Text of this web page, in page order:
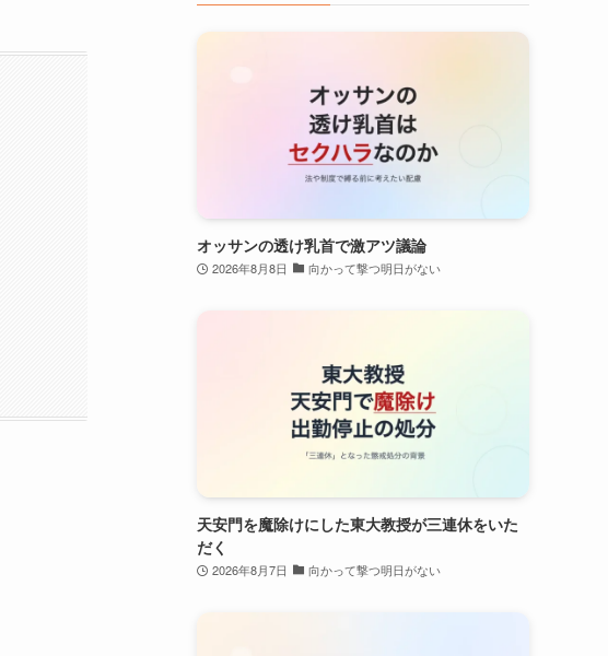
オッサンの透け乳首で激アツ議論
2026年8月8日 向かって撃つ明日がない
天安門を魔除けにした東大教授が三連休をいた
だく
2026年8月7日 向かって撃つ明日がない